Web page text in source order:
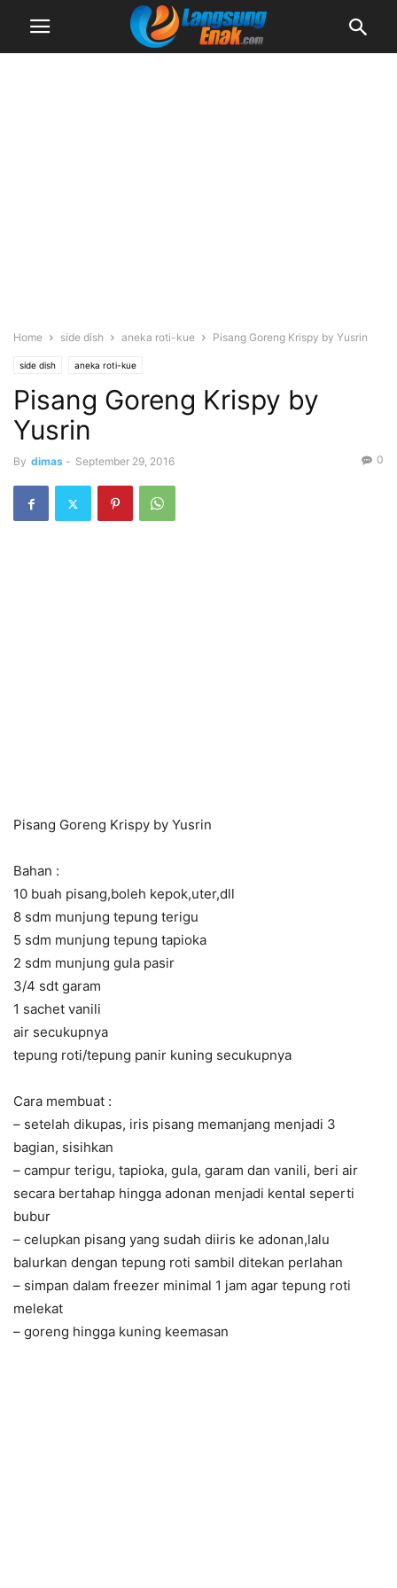
Home side dish aneka roti-kue Pisang Goreng Krispy by Yusrin
side dish aneka roti-kue
Pisang Goreng Krispy by
Yusrin
By dimas - September 29, 2016 0
Pisang Goreng Krispy by Yusrin
Bahan :
10 buah pisang,boleh kepok,uter,dll
8 sdm munjung tepung terigu
5 sdm munjung tepung tapioka
2 sdm munjung gula pasir
3/4 sdt garam
1 sachet vanili
air secukupnya
tepung roti/tepung panir kuning secukupnya
Cara membuat :
– setelah dikupas, iris pisang memanjang menjadi 3
bagian, sisihkan
– campur terigu, tapioka, gula, garam dan vanili, beri air
secara bertahap hingga adonan menjadi kental seperti
bubur
– celupkan pisang yang sudah diiris ke adonan,lalu
balurkan dengan tepung roti sambil ditekan perlahan
– simpan dalam freezer minimal 1 jam agar tepung roti
melekat
– goreng hingga kuning keemasan